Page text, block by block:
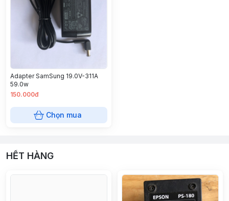
Adapter SamSung 19.0V-311A
59.0w
150.000đ
Chọn mua
HẾT HÀNG